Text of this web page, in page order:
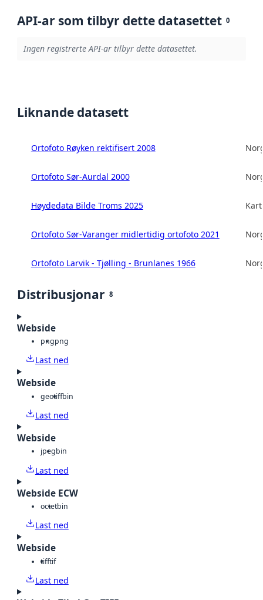
API-ar som tilbyr dette datasettet 0
Ingen registrerte API-ar tilbyr dette datasettet.
Liknande datasett
Ortofoto Røyken rektifisert 2008
Ortofoto Sør-Aurdal 2000
Høydedata Bilde Troms 2025
Ortofoto Sør-Varanger midlertidig ortofoto 2021
Ortofoto Larvik - Tjølling - Brunlanes 1966
Distribusjonar 8
Webside
pngpng
Last ned
Webside
geotiffbin
Last ned
Webside
jpegbin
Last ned
Webside ECW
octetbin
Last ned
Webside
tifftif
Last ned